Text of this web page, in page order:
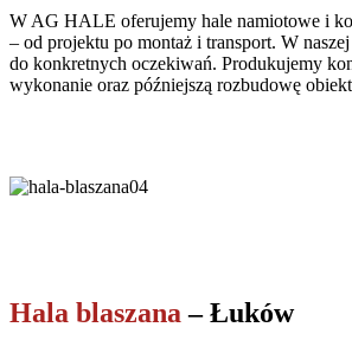
W AG HALE oferujemy hale namiotowe i
– od projektu po montaż i transport. W
do konkretnych oczekiwań. Produkujemy
wykonanie oraz późniejszą rozbudowę
Hala blaszana– Łuków